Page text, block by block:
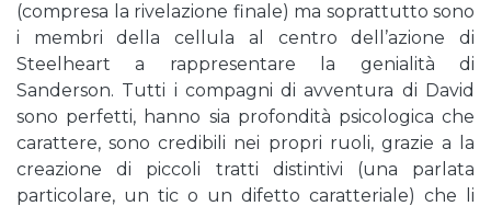
(compresa la rivelazione finale) ma soprattutto sono
i membri della cellula al centro dell’azione di
Steelheart a rappresentare la genialità di
Sanderson. Tutti i compagni di avventura di David
sono perfetti, hanno sia profondità psicologica che
carattere, sono credibili nei propri ruoli, grazie a la
creazione di piccoli tratti distintivi (una parlata
particolare, un tic o un difetto caratteriale) che li